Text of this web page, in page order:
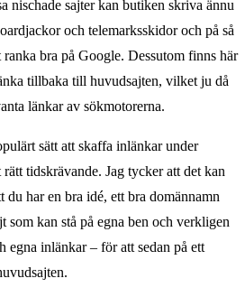
nischade sajter kan butiken skriva ännu
och telemarksskidor och på så
bra på Google. Dessutom finns här
tillbaka till huvudsajten, vilket ju då
länkar av sökmotorerna.
sätt att skaffa inlänkar under
tidskrävande. Jag tycker att det kan
du har en bra idé, ett bra domännamn
som kan stå på egna ben och verkligen
egna inlänkar – för att sedan på ett